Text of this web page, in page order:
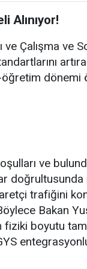
Alınıyor!
Çalışma ve
dönemi
ve
trafiğini
Bakan
fiziki boyutu